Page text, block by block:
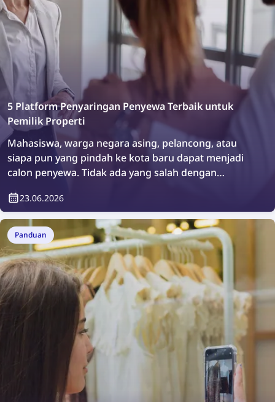
5 Platform Penyaringan Penyewa Terbaik untuk
Pemilik Properti
Mahasiswa, warga negara asing, pelancong, atau
siapa pun yang pindah ke kota baru dapat menjadi
calon penyewa. Tidak ada yang salah dengan
memverifikasi siapa yang akan tinggal di properti
Anda. Bagaimana caranya? Mudah, dengan
menggunakan platform penyaringan penyewa.
23.06.2026
Panduan